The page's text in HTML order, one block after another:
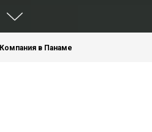
Компания в Панаме